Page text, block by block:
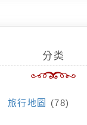
分类
旅行地圖 (78)